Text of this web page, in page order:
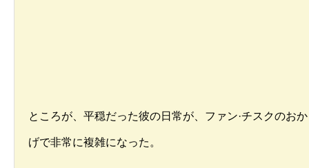
ところが、平穏だった彼の日常が、ファン·チスクのおか
げで非常に複雑になった。